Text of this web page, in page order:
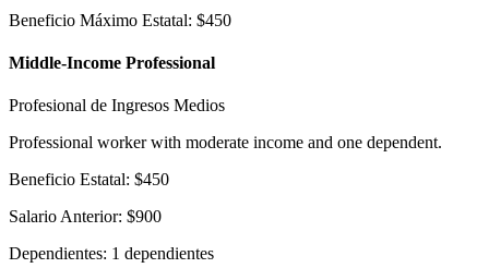
Beneficio Máximo Estatal: $450
Middle-Income Professional
Profesional de Ingresos Medios
Professional worker with moderate income and one dependent.
Beneficio Estatal: $450
Salario Anterior: $900
Dependientes: 1 dependientes